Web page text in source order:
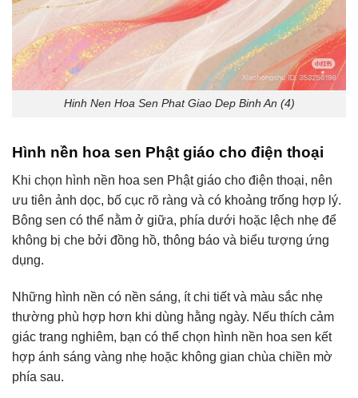
Hinh Nen Hoa Sen Phat Giao Dep Binh An (4)
Hình nền hoa sen Phật giáo cho điện thoại
Khi chọn hình nền hoa sen Phật giáo cho điện thoại, nên
ưu tiên ảnh dọc, bố cục rõ ràng và có khoảng trống hợp lý.
Bông sen có thể nằm ở giữa, phía dưới hoặc lệch nhẹ để
không bị che bởi đồng hồ, thông báo và biểu tượng ứng
dụng.
Những hình nền có nền sáng, ít chi tiết và màu sắc nhẹ
thường phù hợp hơn khi dùng hằng ngày. Nếu thích cảm
giác trang nghiêm, bạn có thể chọn hình nền hoa sen kết
hợp ánh sáng vàng nhẹ hoặc không gian chùa chiền mờ
phía sau.